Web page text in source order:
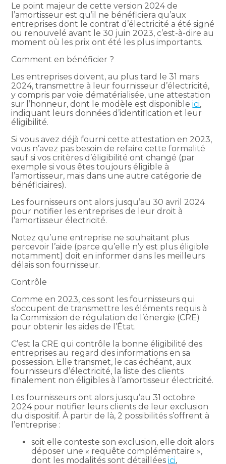
Le point majeur de cette version 2024 de
l’amortisseur est qu’il ne bénéficiera qu’aux
entreprises dont le contrat d’électricité a été signé
ou renouvelé avant le 30 juin 2023, c’est-à-dire au
moment où les prix ont été les plus importants.
Comment en bénéficier ?
Les entreprises doivent, au plus tard le 31 mars
2024, transmettre à leur fournisseur d’électricité,
y compris par voie dématérialisée, une attestation
sur l’honneur, dont le modèle est disponibleici,
indiquant leurs données d’identification et leur
éligibilité.
Si vous avez déjà fourni cette attestation en 2023,
vous n’avez pas besoin de refaire cette formalité
sauf si vos critères d’éligibilité ont changé (par
exemple si vous êtes toujours éligible à
l’amortisseur, mais dans une autre catégorie de
bénéficiaires).
Les fournisseurs ont alors jusqu’au 30 avril 2024
pour notifier les entreprises de leur droit à
l’amortisseur électricité.
Notez qu’une entreprise ne souhaitant plus
percevoir l’aide (parce qu’elle n’y est plus éligible
notamment) doit en informer dans les meilleurs
délais son fournisseur.
Contrôle
Comme en 2023, ces sont les fournisseurs qui
s’occupent de transmettre les éléments requis à
la Commission de régulation de l’énergie (CRE)
pour obtenir les aides de l’État.
C’est la CRE qui contrôle la bonne éligibilité des
entreprises au regard des informations en sa
possession. Elle transmet, le cas échéant, aux
fournisseurs d’électricité, la liste des clients
finalement non éligibles à l’amortisseur électricité.
Les fournisseurs ont alors jusqu’au 31 octobre
2024 pour notifier leurs clients de leur exclusion
du dispositif. À partir de là, 2 possibilités s’offrent à
l’entreprise :
soit elle conteste son exclusion, elle doit alors
déposer une « requête complémentaire »,
dont les modalités sont détailléesici,